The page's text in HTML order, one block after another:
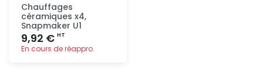
Chauffages
céramiques x4,
Snapmaker U1
9,92 € HT
En cours de réappro.